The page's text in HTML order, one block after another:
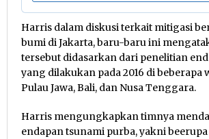
Harris dalam diskusi terkait mitigasi
bumi di Jakarta, baru-baru ini
tersebut didasarkan dari penelitian
yang dilakukan pada 2016 di beberapa
Pulau Jawa, Bali, dan Nusa Tenggara.
Harris mengungkapkan timnya
endapan tsunami purba, yakni